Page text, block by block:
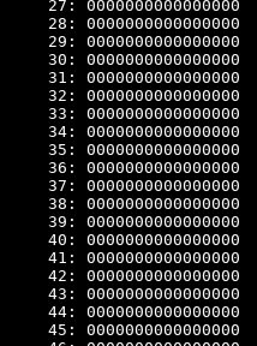
27: 0000000000000000
28: 0000000000000000
29: 0000000000000000
30: 0000000000000000
31: 0000000000000000
32: 0000000000000000
33: 0000000000000000
34: 0000000000000000
35: 0000000000000000
36: 0000000000000000
37: 0000000000000000
38: 0000000000000000
39: 0000000000000000
40: 0000000000000000
41: 0000000000000000
42: 0000000000000000
43: 0000000000000000
44: 0000000000000000
45: 0000000000000000